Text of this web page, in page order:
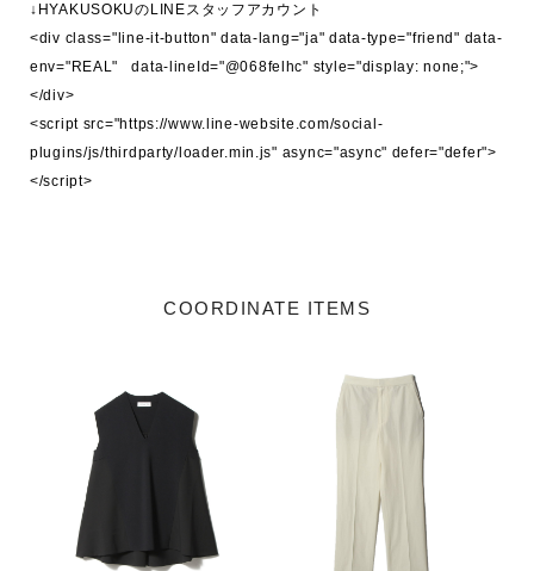
↓HYAKUSOKUのLINEスタッフアカウント
<div class="line-it-button" data-lang="ja" data-type="friend" data-
env="REAL"   data-lineId="@068felhc" style="display: none;">
</div>
<script src="https://www.line-website.com/social-
plugins/js/thirdparty/loader.min.js" async="async" defer="defer">
</script>
COORDINATE ITEMS